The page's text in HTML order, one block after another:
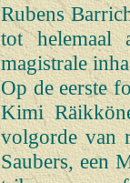
Rubens
tot helemaal
magistrale
Op de eerste
Kimi
volgorde van
Saubers, een